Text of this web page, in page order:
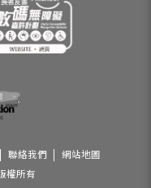
聯絡我們
網站地圖
權所有